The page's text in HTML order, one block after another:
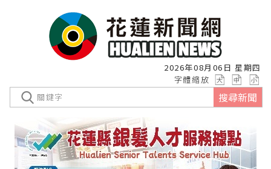
2026年08月06日 星期四
字體縮放
搜尋新聞